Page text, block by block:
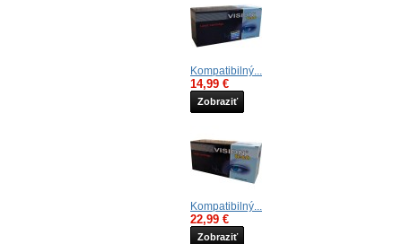
Kompatibilný...
14,99 €
Zobraziť
Kompatibilný...
22,99 €
Zobraziť